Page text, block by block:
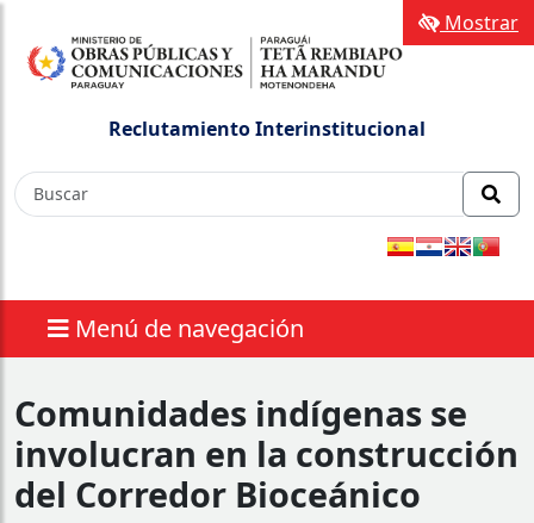
Reclutamiento Interinstitucional
Menú de navegación
Mostrar
Comunidades indígenas se
involucran en la construcción
del Corredor Bioceánico